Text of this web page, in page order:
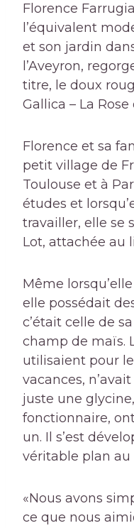
Florence
l’équivalent
et son jardin
l’Aveyron,
titre, le doux
Gallica – La
Florence et sa
petit village de
Toulouse et à
études et
travailler, elle se
Lot, attachée au
Même
elle possédait
c’était celle de
champ de maïs.
utilisaient pour
vacances,
juste une
fonctionnaire,
un. Il s’est
véritable plan au
«Nous avons
ce que nous